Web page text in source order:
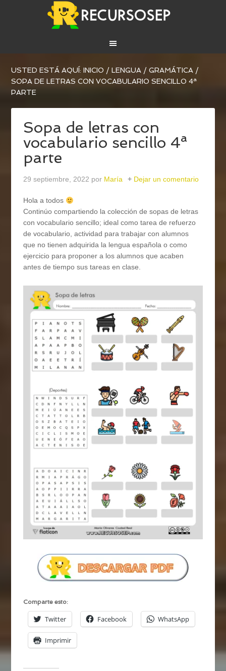
USTED ESTÁ AQUÍ:INICIO / LENGUA / GRAMÁTICA /
SOPA DE LETRAS CON VOCABULARIO SENCILLO 4ª
PARTE
Sopa de letras con
vocabulario sencillo 4ª
parte
29 septiembre, 2022 por María Dejar un comentario
Hola a todos
Continúo compartiendo la colección de sopas de letras
con vocabulario sencillo; ideal como tarea de refuerzo
de vocabulario, actividad para trabajar con alumnos
que no tienen adquirida la lengua española o como
ejercicio para proponer a los alumnos que acaben
antes de tiempo sus tareas en clase.
Comparte esto:
Twitter Facebook WhatsApp
Imprimir